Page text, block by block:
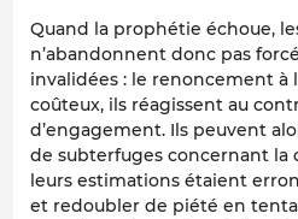
Quand la prophétie échoue,
n’abandonnent donc pas
invalidées : le renoncement
coûteux, ils réagissent au
d’engagement. Ils peuvent
de subterfuges concernant la
leurs estimations étaient
et redoubler de piété en